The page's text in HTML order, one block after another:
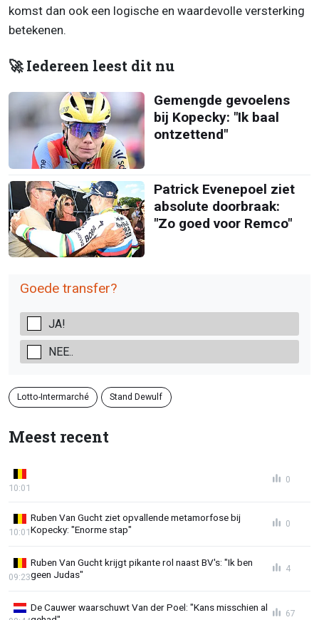
komst dan ook een logische en waardevolle versterking
betekenen.
🚀 Iedereen leest dit nu
Gemengde gevoelens
bij Kopecky: "Ik baal
ontzettend"
Patrick Evenepoel ziet
absolute doorbraak:
"Zo goed voor Remco"
Goede transfer?
JA!
NEE..
Lotto-Intermarché Stand Dewulf
Meest recent
10:01
0
Ruben Van Gucht ziet opvallende metamorfose bij
Kopecky: "Enorme stap"
10:01
0
Ruben Van Gucht krijgt pikante rol naast BV's: "Ik ben
geen Judas"
09:23
4
De Cauwer waarschuwt Van der Poel: "Kans misschien al
67